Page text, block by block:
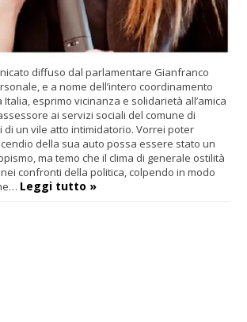
diffuso dal parlamentare Gianfranco
e a nome dell’intero coordinamento
esprimo vicinanza e solidarietà all’amica
ai servizi sociali del comune di
di un vile atto intimidatorio. Vorrei poter
della sua auto possa essere stato un
ma temo che il clima di generale ostilità
confronti della politica, colpendo in modo
Leggi tutto »